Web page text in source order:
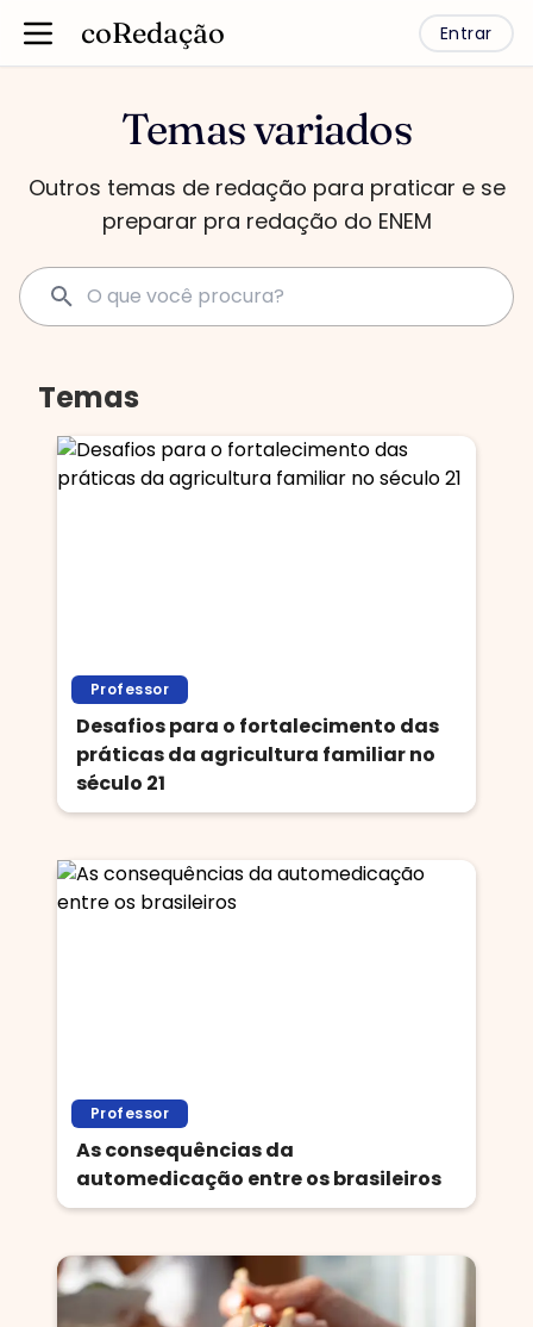
Entrar
coRedação
Temas variados
Outros temas de redação para praticar e se
preparar pra redação do ENEM
Temas
Professor
Desafios para o fortalecimento das
práticas da agricultura familiar no
século 21
Professor
As consequências da
automedicação entre os brasileiros